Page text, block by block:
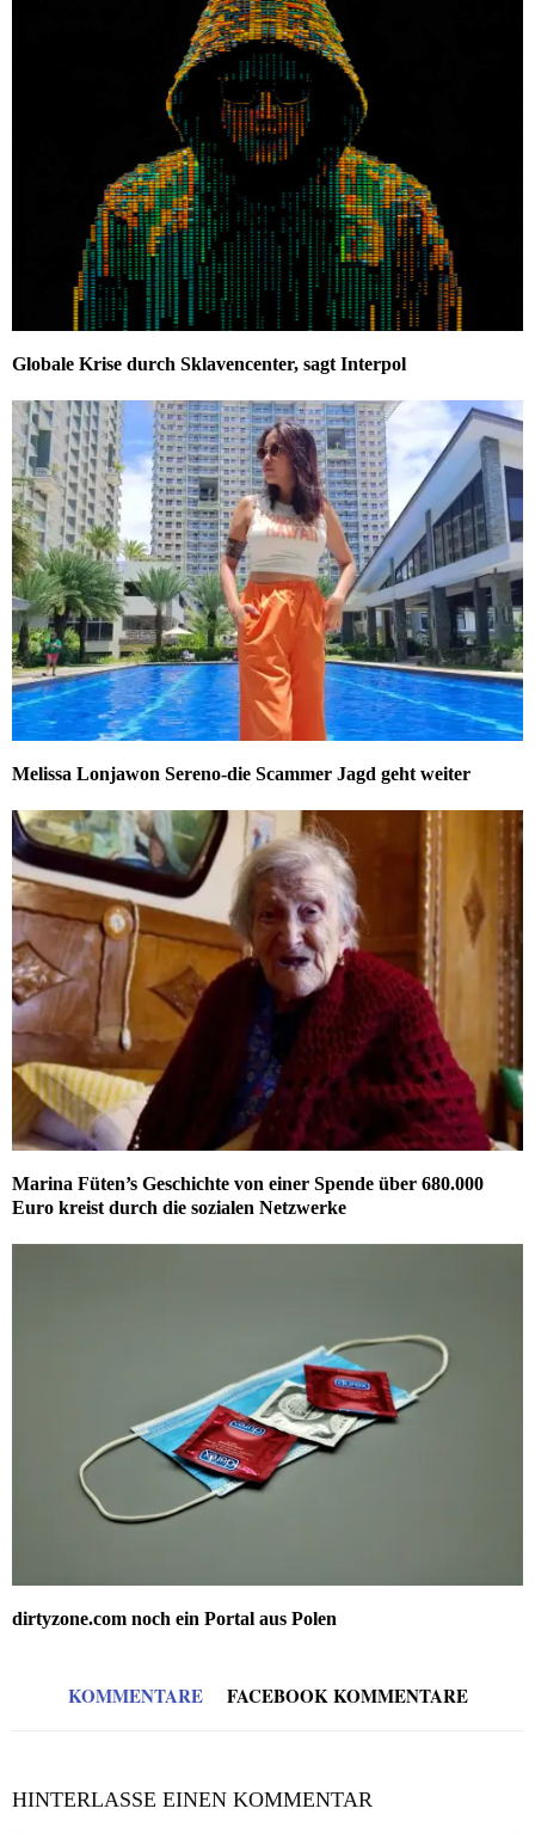
Globale Krise durch Sklavencenter, sagt Interpol
Melissa Lonjawon Sereno-die Scammer Jagd geht weiter
Marina Füten’s Geschichte von einer Spende über 680.000
Euro kreist durch die sozialen Netzwerke
dirtyzone.com noch ein Portal aus Polen
KOMMENTARE FACEBOOK KOMMENTARE
HINTERLASSE EINEN KOMMENTAR